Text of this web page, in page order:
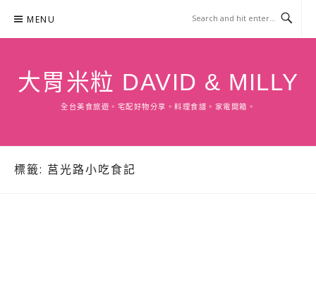
content
MENU
大胃米粒 DAVID & MILLY
全台美食旅遊。宅配好物分享。料理食譜。家電開箱。
標籤: 莒光路小吃食記